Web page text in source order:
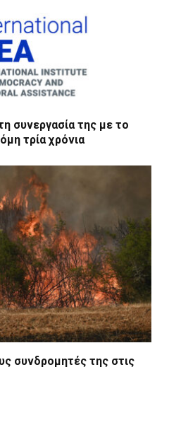
συνεργασία της με το
τρία χρόνια
συνδρομητές της στις